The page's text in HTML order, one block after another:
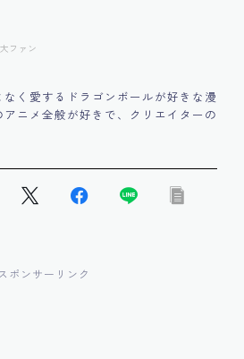
ファン
く愛するドラゴンボールが好きな漫
ニメ全般が好きで、クリエイターの
スポンサーリンク